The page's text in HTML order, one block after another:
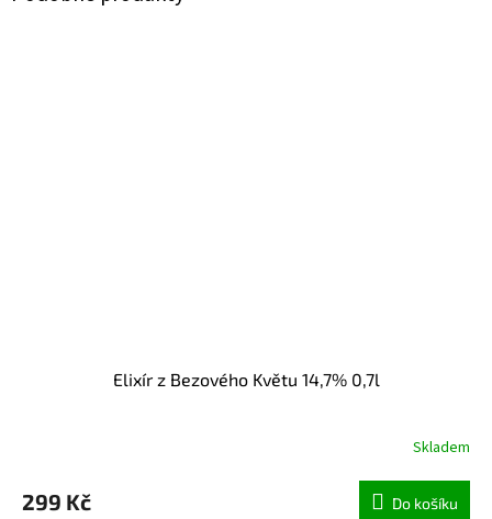
Elixír z Bezového Květu 14,7% 0,7l
Skladem
299 Kč Do košíku